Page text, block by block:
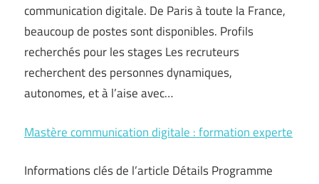
communication digitale. De Paris à toute la France,
beaucoup de postes sont disponibles. Profils
recherchés pour les stages Les recruteurs
recherchent des personnes dynamiques,
autonomes, et à l’aise avec…
Mastère communication digitale : formation experte
Informations clés de l’article Détails Programme